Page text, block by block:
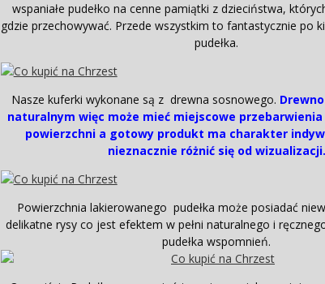
wspaniałe pudełko na cenne pamiątki z dzieciństwa,
gdzie przechowywać. Przede wszystkim to fantastycznie po
pudełka.
Nasze kuferki wykonane są z drewna sosnowego.
naturalnym więc może mieć miejscowe przebarwienia
powierzchni a gotowy produkt ma charakter
nieznacznie różnić się od wizualizacji.
Powierzchnia lakierowanego pudełka może posiadać
delikatne rysy co jest efektem w pełni naturalnego i
pudełka wspomnień.